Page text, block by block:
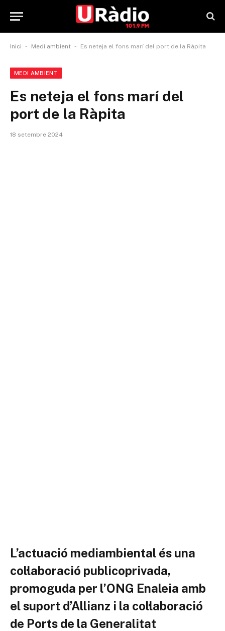
Inici - Medi ambient - Es neteja el fons marí del port de la Ràpita
MEDI AMBIENT
Es neteja el fons marí del
port de la Ràpita
18 setembre 2024
L’actuació mediambiental és una
col·laboració publicoprivada,
promoguda per l’ONG Enaleia amb
el suport d’Allianz i la col·laboració
de Ports de la Generalitat